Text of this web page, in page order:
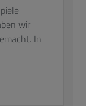
wir
In